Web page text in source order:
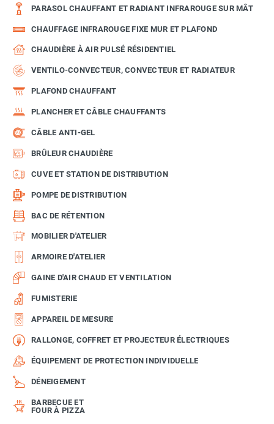
PARASOL CHAUFFANT ET RADIANT INFRAROUGE SUR MÂT
CHAUFFAGE INFRAROUGE FIXE MUR ET PLAFOND
CHAUDIÈRE À AIR PULSÉ RÉSIDENTIEL
VENTILO-CONVECTEUR, CONVECTEUR ET RADIATEUR
PLAFOND CHAUFFANT
PLANCHER ET CÂBLE CHAUFFANTS
CÂBLE ANTI-GEL
BRÛLEUR CHAUDIÈRE
CUVE ET STATION DE DISTRIBUTION
POMPE DE DISTRIBUTION
BAC DE RÉTENTION
MOBILIER D'ATELIER
ARMOIRE D'ATELIER
GAINE D'AIR CHAUD ET VENTILATION
FUMISTERIE
APPAREIL DE MESURE
RALLONGE, COFFRET ET PROJECTEUR ÉLECTRIQUES
ÉQUIPEMENT DE PROTECTION INDIVIDUELLE
DÉNEIGEMENT
BARBECUE ET
FOUR À PIZZA